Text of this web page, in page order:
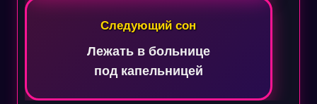
Следующий сон
Лежать в больнице
под капельницей